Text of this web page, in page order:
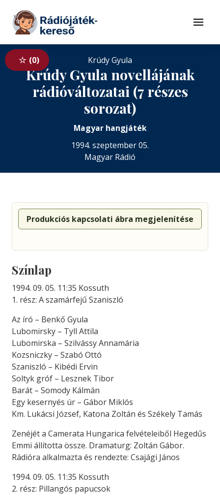
Tovább a tartalomhoz
Menü
0 Krúdy Gyula
Krúdy Gyula novellájának
rádióváltozatai (7 részes
sorozat)
Magyar hangjáték
1994. szeptember 05.
Magyar Rádió
Produkciós kapcsolati ábra megjelenítése
Színlap
1994. 09. 05. 11:35 Kossuth
1. rész: A szamárfejű Szaniszló
Az író – Benkő Gyula
Lubomirsky – Tyll Attila
Lubomirska – Szilvássy Annamária
Kozsniczky – Szabó Ottó
Szaniszló – Kibédi Ervin
Soltyk gróf – Lesznek Tibor
Barát – Somody Kálmán
Egy kesernyés úr – Gábor Miklós
Km. Lukácsi József, Katona Zoltán és Székely Tamás
Zenéjét a Camerata Hungarica felvételeiből Hegedűs
Emmi állította össze. Dramaturg: Zoltán Gábor.
Rádióra alkalmazta és rendezte: Csajági János
1994. 09. 05. 11:35 Kossuth
2. rész: Pillangós papucsok